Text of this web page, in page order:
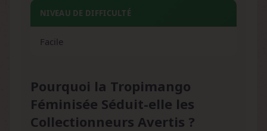
NIVEAU DE DIFFICULTÉ
Facile
Pourquoi la Tropimango
Féminisée Séduit-elle les
Collectionneurs Avertis ?